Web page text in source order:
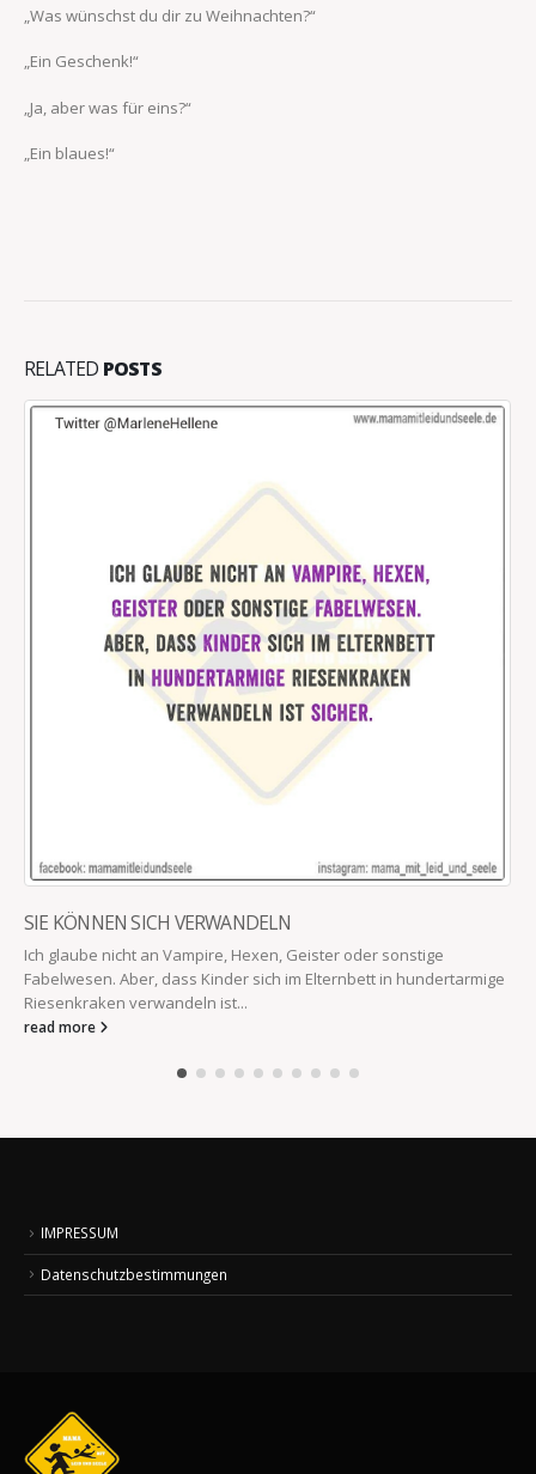
„Was wünschst du dir zu Weihnachten?“
„Ein Geschenk!“
„Ja, aber was für eins?“
„Ein blaues!“
RELATED POSTS
SIE KÖNNEN SICH VERWANDELN
Ich glaube nicht an Vampire, Hexen, Geister oder sonstige
Fabelwesen. Aber, dass Kinder sich im Elternbett in hundertarmige
Riesenkraken verwandeln ist...
read more
IMPRESSUM
Datenschutzbestimmungen